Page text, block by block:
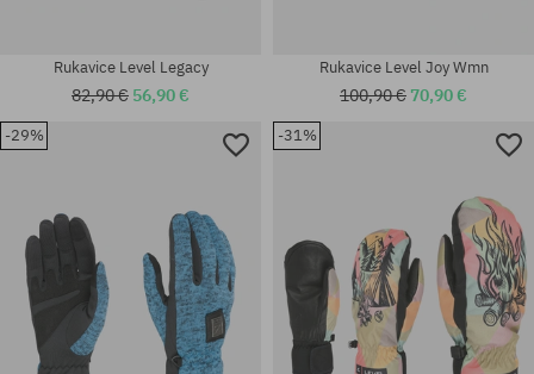
Rukavice Level Legacy
82,90 € 56,90 €
Rukavice Level Joy Wmn
100,90 € 70,90 €
-29% -31%